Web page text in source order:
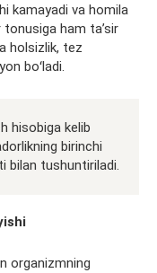
kamayadi va homila
ham taʼsir
holsizlik, tez
boʻladi.
hisobiga kelib
birinchi
bilan tushuntiriladi.
organizmning